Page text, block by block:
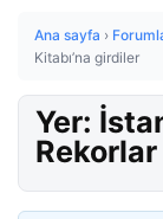
Ana sayfa ›
Kitabı’na girdiler
Yer:
Rekorlar